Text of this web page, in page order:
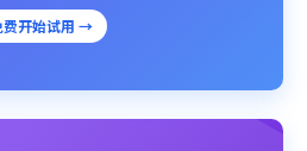
费开始试用 →